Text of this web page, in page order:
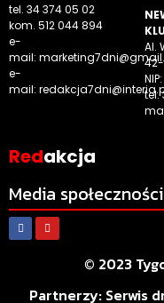
tel. 34 374 05 02
kom. 512 044 894
e-
mail:
e-
mail:
Redakcja
Al.
tel.
Media
© 2023
Partnerzy: Serwis